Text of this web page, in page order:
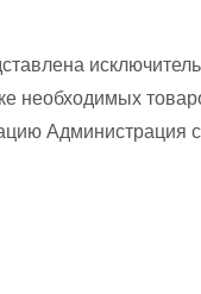
необходимых
Администрация